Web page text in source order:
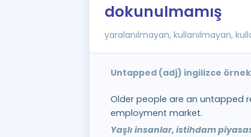
dokunulmamış
yaralanılmayan, kullanılmayan,
Untapped (adj) ingilizce
Older people are an untapped
employment market.
Yaşlı insanlar, istihdam